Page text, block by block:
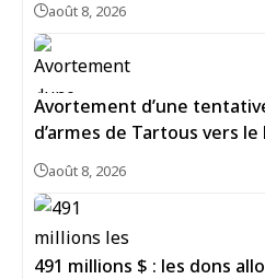
août 8, 2026
Avortement d’une
d’armes de Tartous vers le
août 8, 2026
491 millions $ : les dons